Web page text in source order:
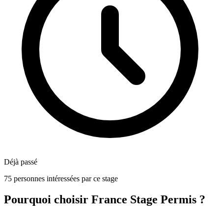
Déjà passé
75 personnes intéressées par ce stage
Pourquoi choisir France Stage Permis ?